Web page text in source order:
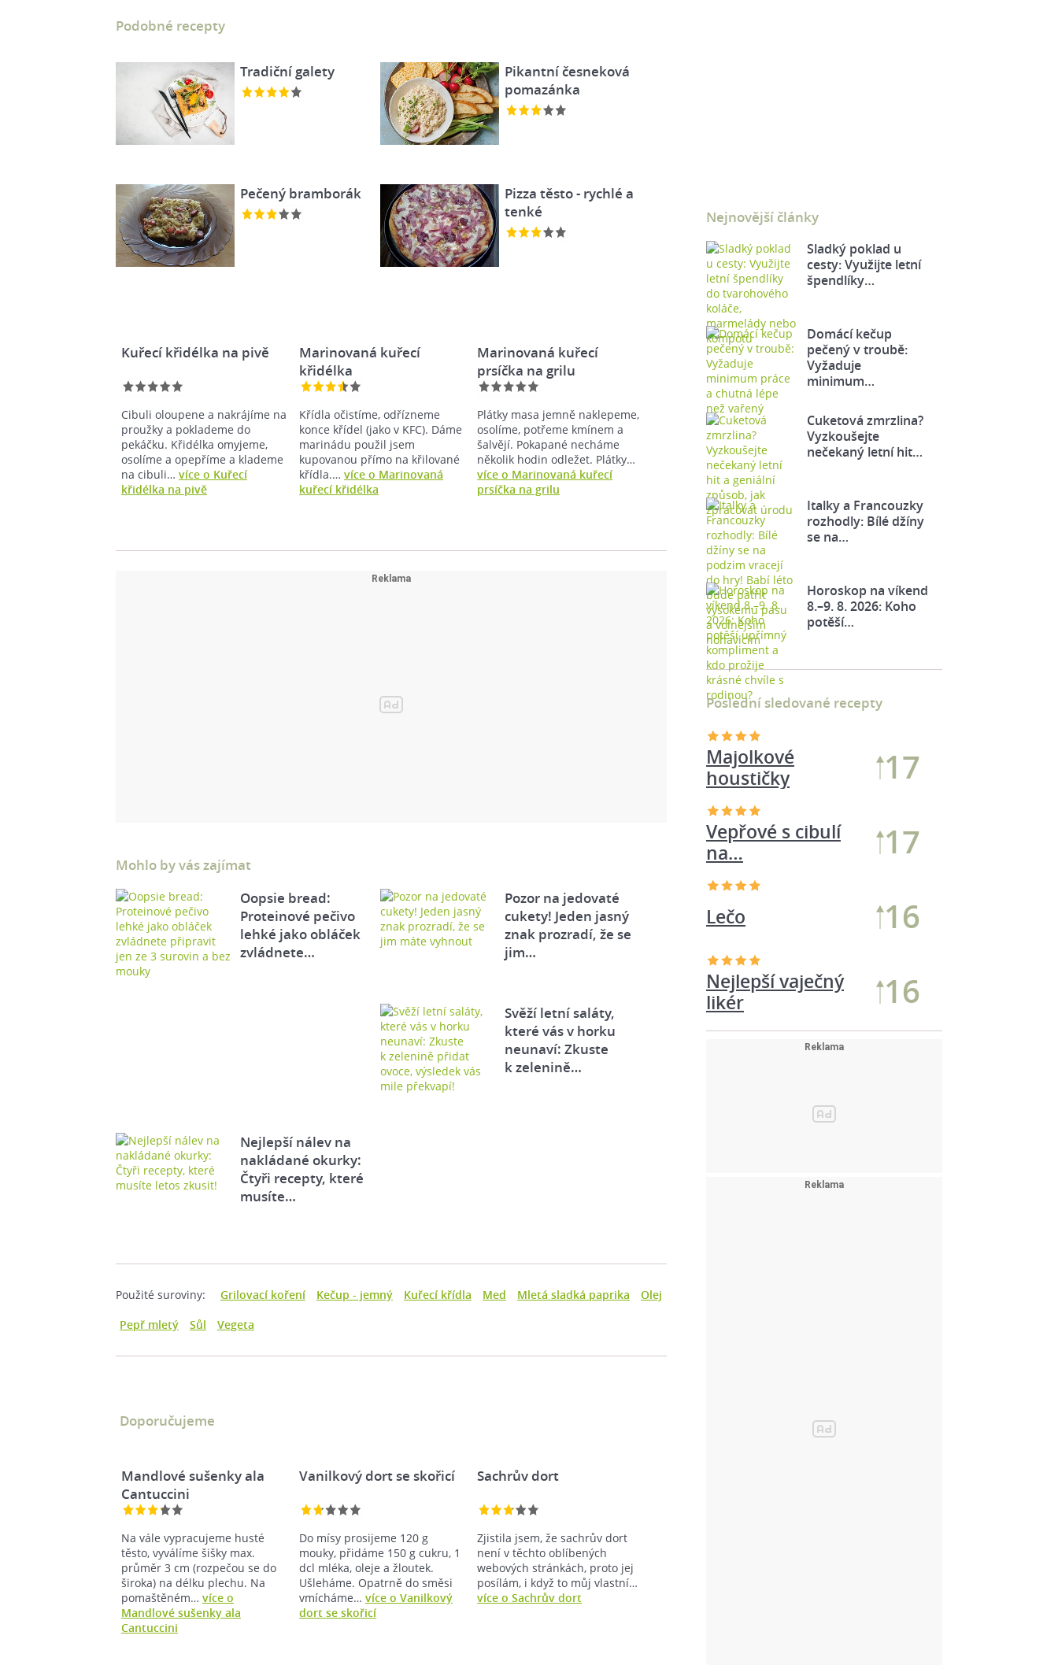
Podobné recepty
Tradiční galety
Pikantní česneková
pomazánka
Pečený bramborák
Pizza těsto - rychlé a
tenké
Kuřecí křidélka na pivě
Cibuli oloupene a nakrájíme na
proužky a poklademe do
pekáčku. Křidélka omyjeme,
osolíme a opepříme a klademe
na cibuli… více o Kuřecí
křidélka na pivě
Marinovaná kuřecí
křidélka
Křídla očistíme, odřízneme
konce křídel (jako v KFC). Dáme
marinádu použil jsem
kupovanou přímo na křilované
křídla.…více o Marinovaná
kuřecí křidélka
Marinovaná kuřecí
prsíčka na grilu
Plátky masa jemně naklepeme,
osolíme, potřeme kmínem a
šalvějí. Pokapané necháme
několik hodin odležet. Plátky…
více o Marinovaná kuřecí
prsíčka na grilu
Mohlo by vás zajímat
Oopsie bread:
Proteinové pečivo
lehké jako obláček
zvládnete…
Pozor na jedovaté
cukety! Jeden jasný
znak prozradí, že se
jim…
Svěží letní saláty,
které vás v horku
neunaví: Zkuste
k zelenině…
Nejlepší nálev na
nakládané okurky:
Čtyři recepty, které
musíte…
Použité suroviny: Grilovací koření Kečup - jemný Kuřecí křídla Med Mletá sladká paprika
Olej
Pepř mletý
Sůl Vegeta
Doporučujeme
Mandlové sušenky ala
Cantuccini
Na vále vypracujeme husté
těsto, vyválíme šišky max.
průměr 3 cm (rozpečou se do
široka) na délku plechu. Na
pomaštěném… více o
Mandlové sušenky ala
Cantuccini
Vanilkový dort se skořicí
Do mísy prosijeme 120 g
mouky, přidáme 150 g cukru, 1
dcl mléka, oleje a žloutek.
Ušleháme. Opatrně do směsi
vmícháme…více o Vanilkový
dort se skořicí
Sachrův dort
Zjistila jsem, že sachrův dort
není v těchto oblíbených
webových stránkách, proto jej
posílám, i když to můj vlastní…
více o Sachrův dort
Nejnovější články
Sladký poklad u
cesty: Využijte letní
špendlíky…
Domácí kečup
pečený v troubě:
Vyžaduje
minimum…
Cuketová zmrzlina?
Vyzkoušejte
nečekaný letní hit…
Italky a Francouzky
rozhodly: Bílé džíny
se na…
Horoskop na víkend
8.–9. 8. 2026: Koho
potěší…
Poslední sledované recepty
Majolkové
houstičky
17
Vepřové s cibulí
na…
17
Lečo 16
Nejlepší vaječný
likér
16